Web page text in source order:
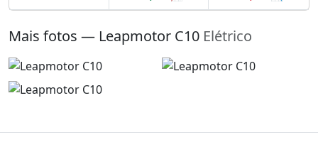
Mais fotos — Leapmotor C10 Elétrico